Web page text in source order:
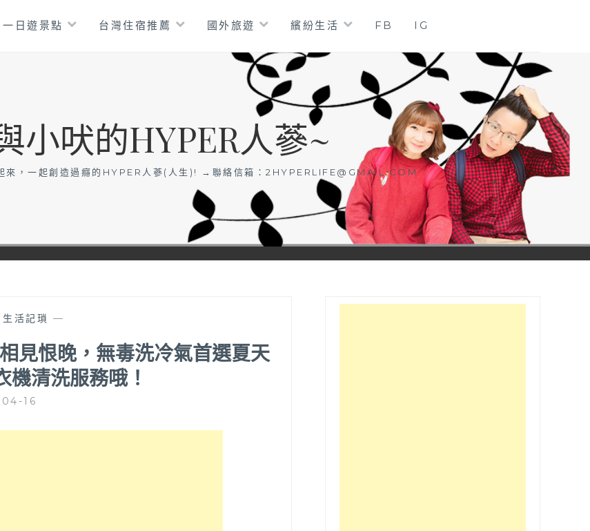
一日遊景點 台灣住宿推薦 國外旅遊 繽紛生活 FB IG
小吠的HYPER人蔘~
來，一起創造過癮的HYPER人蔘(人生)! →聯絡信箱： 2HYPERLIFE@GMAIL.COM
生活記瑣 —
見恨晚，無毒洗冷氣首選夏天
機清洗服務哦！
16